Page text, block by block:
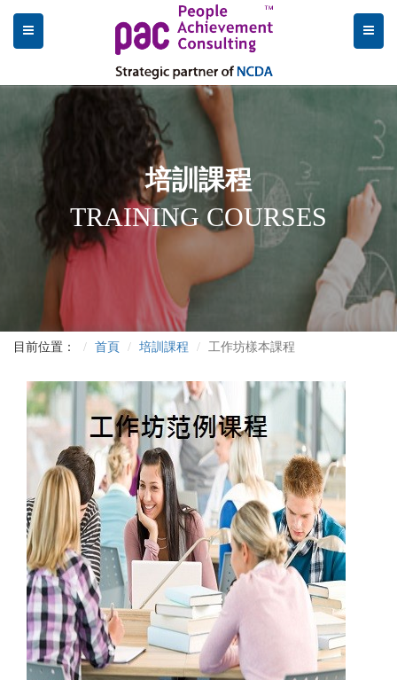
培訓課程
TRAINING COURSES
目前位置： 首頁 培訓課程 工作坊樣本課程